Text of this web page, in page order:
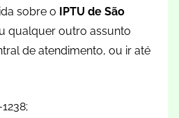
sobre o IPTU de São
qualquer outro assunto
de atendimento, ou ir até